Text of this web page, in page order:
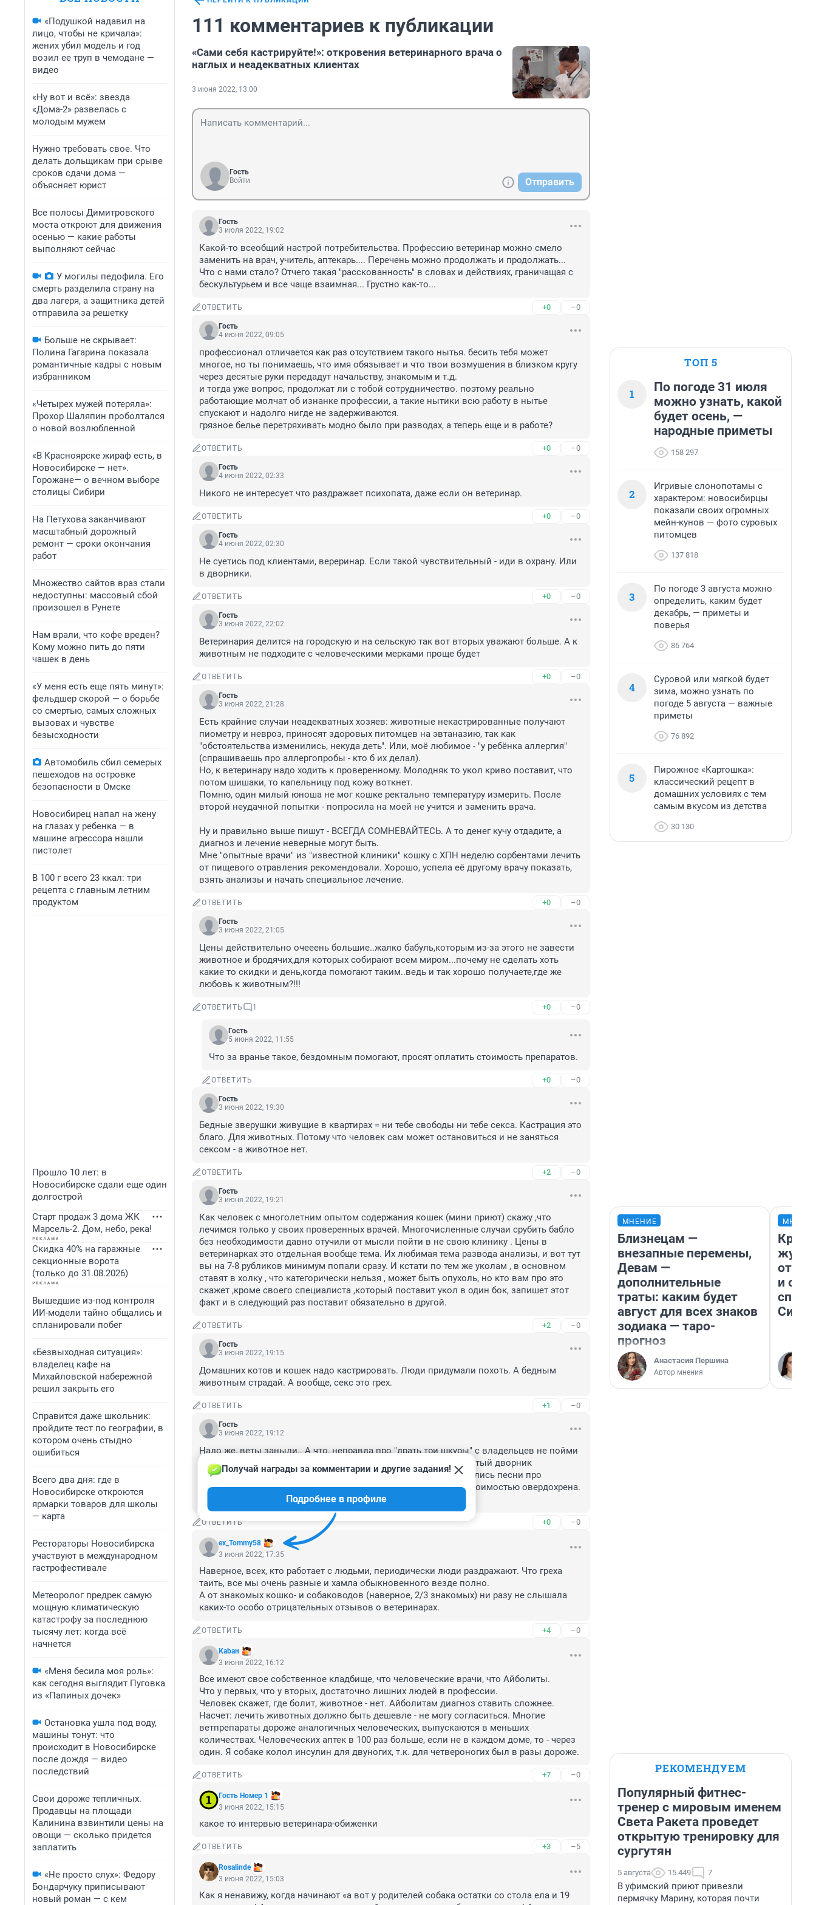
«Подушкой надавил на
лицо, чтобы не кричала»:
жених убил модель и год
возил ее труп в чемодане —
видео
«Ну вот и всё»: звезда
«Дома-2» развелась с
молодым мужем
Нужно требовать свое. Что
делать дольщикам при срыве
сроков сдачи дома —
объясняет юрист
Все полосы Димитровского
моста откроют для движения
осенью — какие работы
выполняют сейчас
У могилы педофила. Его
смерть разделила страну на
два лагеря, а защитника детей
отправила за решетку
Больше не скрывает:
Полина Гагарина показала
романтичные кадры с новым
избранником
«Четырех мужей потеряла»:
Прохор Шаляпин проболтался
о новой возлюбленной
«В Красноярске жираф есть, в
Новосибирске — нет».
Горожане— о вечном выборе
столицы Сибири
На Петухова заканчивают
масштабный дорожный
ремонт — сроки окончания
работ
Множество сайтов враз стали
недоступны: массовый сбой
произошел в Рунете
Нам врали, что кофе вреден?
Кому можно пить до пяти
чашек в день
«У меня есть еще пять минут»:
фельдшер скорой — о борьбе
со смертью, самых сложных
вызовах и чувстве
безысходности
Автомобиль сбил семерых
пешеходов на островке
безопасности в Омске
Новосибирец напал на жену
на глазах у ребенка — в
машине агрессора нашли
пистолет
В 100 г всего 23 ккал: три
рецепта с главным летним
продуктом
Прошло 10 лет: в
Новосибирске сдали еще один
долгострой
Старт продаж 3 дома ЖК
Марсель-2. Дом, небо, река!
Скидка 40% на гаражные
секционные ворота
(только до 31.08.2026)
Вышедшие из-под контроля
ИИ-модели тайно общались и
спланировали побег
«Безвыходная ситуация»:
владелец кафе на
Михайловской набережной
решил закрыть его
Справится даже школьник:
пройдите тест по географии, в
котором очень стыдно
ошибиться
Всего два дня: где в
Новосибирске откроются
ярмарки товаров для школы
— карта
Рестораторы Новосибирска
участвуют в международном
гастрофестивале
Метеоролог предрек самую
мощную климатическую
катастрофу за последнюю
тысячу лет: когда всё
начнется
«Меня бесила моя роль»:
как сегодня выглядит Пуговка
из «Папиных дочек»
Остановка ушла под воду,
машины тонут: что
происходит в Новосибирске
после дождя — видео
последствий
Свои дороже тепличных.
Продавцы на площади
Калинина взвинтили цены на
овощи — сколько придется
заплатить
«Не просто слух»: Федору
Бондарчуку приписывают
новый роман — с кем
111 комментариев к публикации
«Сами себя кастрируйте!»: откровения ветеринарного врача о
наглых и неадекватных клиентах
3 июня 2022, 13:00
Гость
Войти
Отправить
Гость
3 июля 2022, 19:02
Какой-то всеобщий настрой потребительства. Профессию ветеринар можно смело
заменить на врач, учитель, аптекарь.... Перечень можно продолжать и продолжать...
Что с нами стало? Отчего такая "расскованность" в словах и действиях, граничащая с
бескультурьем и все чаще взаимная... Грустно как-то...
ОТВЕТИТЬ +0 –0
Гость
4 июня 2022, 09:05
профессионал отличается как раз отсутствием такого нытья. бесить тебя может
многое, но ты понимаешь, что имя обязывает и что твои возмушения в близком кругу
через десятые руки передадут начальству, знакомым и т.д.
и тогда уже вопрос, продолжат ли с тобой сотрудничество. поэтому реально
работающие молчат об изнанке профессии, а такие нытики всю работу в нытье
спускают и надолго нигде не задерживаются.
грязное белье перетряхивать модно было при разводах, а теперь еще и в работе?
ОТВЕТИТЬ +0 –0
Гость
4 июня 2022, 02:33
Никого не интересует что раздражает психопата, даже если он ветеринар.
ОТВЕТИТЬ +0 –0
Гость
4 июня 2022, 02:30
Не суетись под клиентами, вереринар. Если такой чувствительный - иди в охрану. Или
в дворники.
ОТВЕТИТЬ +0 –0
Гость
3 июня 2022, 22:02
Ветеринария делится на городскую и на сельскую так вот вторых уважают больше. А к
животным не подходите с человеческими мерками проще будет
ОТВЕТИТЬ +0 –0
Гость
3 июня 2022, 21:28
Есть крайние случаи неадекватных хозяев: животные некастрированные получают
пиометру и невроз, приносят здоровых питомцев на эвтаназию, так как
"обстоятельства изменились, некуда деть". Или, моё любимое - "у ребёнка аллергия"
(спрашиваешь про аллергопробы - кто б их делал).
Но, к ветеринару надо ходить к проверенному. Молодняк то укол криво поставит, что
потом шишаки, то капельницу под кожу воткнет.
Помню, один милый юноша не мог кошке ректально температуру измерить. После
второй неудачной попытки - попросила на моей не учится и заменить врача.
Ну и правильно выше пишут - ВСЕГДА СОМНЕВАЙТЕСЬ. А то денег кучу отдадите, а
диагноз и лечение неверные могут быть.
Мне "опытные врачи" из "известной клиники" кошку с ХПН неделю сорбентами лечить
от пищевого отравления рекомендовали. Хорошо, успела её другому врачу показать,
взять анализы и начать специальное лечение.
ОТВЕТИТЬ +0 –0
Гость
3 июня 2022, 21:05
Цены действительно очееень большие..жалко бабуль,которым из-за этого не завести
животное и бродячих,для которых собирают всем миром...почему не сделать хоть
какие то скидки и день,когда помогают таким..ведь и так хорошо получаете,где же
любовь к животным?!!!
ОТВЕТИТЬ 1 +0 –0
Гость
5 июня 2022, 11:55
Что за вранье такое, бездомным помогают, просят оплатить стоимость препаратов.
ОТВЕТИТЬ +0 –0
Гость
3 июня 2022, 19:30
Бедные зверушки живущие в квартирах = ни тебе свободы ни тебе секса. Кастрация это
благо. Для животных. Потому что человек сам может остановиться и не заняться
сексом - а животное нет.
ОТВЕТИТЬ +2 –0
Гость
3 июня 2022, 19:21
Как человек с многолетним опытом содержания кошек (мини приют) скажу ,что
лечимся только у своих проверенных врачей. Многочисленные случаи срубить бабло
без необходимости давно отучили от мысли пойти в не свою клинику . Цены в
ветеринарках это отдельная вообще тема. Их любимая тема развода анализы, и вот тут
вы на 7-8 рубликов минимум попали сразу. И кстати по тем же уколам , в основном
ставят в холку , что категорически нельзя , может быть опухоль, но кто вам про это
скажет ,кроме своего специалиста ,который поставит укол в один бок, запишет этот
факт и в следующий раз поставит обязательно в другой.
ОТВЕТИТЬ +2 –0
Гость
3 июня 2022, 19:15
Домашних котов и кошек надо кастрировать. Люди придумали похоть. А бедным
животным страдай. А вообще, секс это грех.
ОТВЕТИТЬ +1 –0
Гость
3 июня 2022, 19:12
Надо же, веты заныли.. А что, неправда про "драть три шкуры" с владельцев не пойми
за что? Пришел с собакой, у собаки химический ожог - долбанутый дворник
бионордом посыпал площадку у подъезда и дорожку. Так начались песни про
аллергопробы, грибок и прочую хрень. Со взятием анализов стоимостью овердохрена.
Плюнул и вылечил сам.
ОТВЕТИТЬ +0 –0
ex_Tommy58
Получай награды за комментарии и другие задания!
Подробнее в профиле
3 июня 2022, 17:35
Наверное, всех, кто работает с людьми, периодически люди раздражают. Что греха
таить, все мы очень разные и хамла обыкновенного везде полно.
А от знакомых кошко- и собаководов (наверное, 2/3 знакомых) ни разу не слышала
каких-то особо отрицательных отзывов о ветеринарах.
ОТВЕТИТЬ +4 –0
Каbан
3 июня 2022, 16:12
Все имеют свое собственное кладбище, что человеческие врачи, что Айболиты.
Что у первых, что у вторых, достаточно лишних людей в профессии.
Человек скажет, где болит, животное - нет. Айболитам диагноз ставить сложнее.
Насчет: лечить животных должно быть дешевле - не могу согласиться. Многие
ветпрепараты дороже аналогичных человеческих, выпускаются в меньших
количествах. Человеческих аптек в 100 раз больше, если не в каждом доме, то - через
один. Я собаке колол инсулин для двуногих, т.к. для четвероногих был в разы дороже.
ОТВЕТИТЬ +7 –0
Гость Номер 1
3 июня 2022, 15:15
какое то интервью ветеринара-обиженки
ОТВЕТИТЬ +3 –5
Rosalinde
3 июня 2022, 15:03
Как я ненавижу, когда начинают «а вот у родителей собака остатки со стола ела и 19
ТОП 5
1
По погоде 31 июля
можно узнать, какой
будет осень, —
народные приметы
158 297
2
Игривые слонопотамы с
характером: новосибирцы
показали своих огромных
мейн-кунов — фото суровых
питомцев
137 818
3
По погоде 3 августа можно
определить, каким будет
декабрь, — приметы и
поверья
86 764
4
Суровой или мягкой будет
зима, можно узнать по
погоде 5 августа — важные
приметы
76 892
5
Пирожное «Картошка»:
классический рецепт в
домашних условиях с тем
самым вкусом из детства
30 130
МНЕНИЕ
Близнецам —
внезапные перемены,
Девам —
дополнительные
траты: каким будет
август для всех знаков
зодиака — таро-
прогноз
Анастасия Першина
Автор мнения
и
РЕКОМЕНДУЕМ
Популярный фитнес-
тренер с мировым именем
Света Ракета проведет
открытую тренировку для
сургутян
5 августа 15 449 7
В уфимский приют привезли
пермячку Марину, которая почти